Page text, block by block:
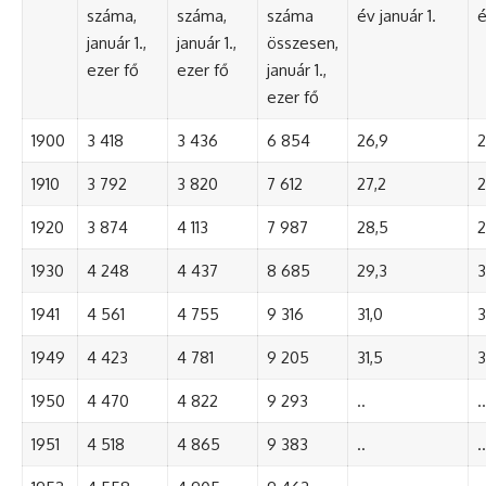
száma,
január 1.,
ezer fő
száma,
január 1.,
ezer fő
száma
összesen,
január 1.,
ezer fő
év január 1.
1900 3 418 3 436 6 854 26,9
1910 3 792 3 820 7 612 27,2
1920 3 874 4 113 7 987 28,5
1930 4 248 4 437 8 685 29,3
1941 4 561 4 755 9 316 31,0
1949 4 423 4 781 9 205 31,5
1950 4 470 4 822 9 293 .. ..
1951 4 518 4 865 9 383 .. ..